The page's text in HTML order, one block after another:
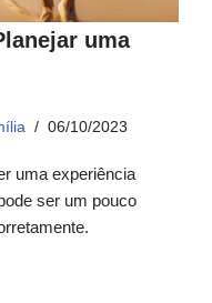
uma
06/10/2023
uma experiência
ser um pouco